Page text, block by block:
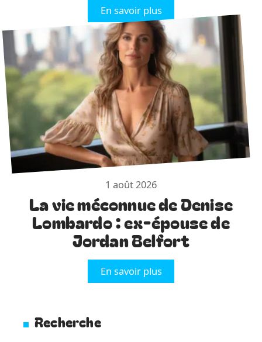
En savoir plus
1 août 2026
La vie méconnue de Denise
Lombardo : ex-épouse de
Jordan Belfort
En savoir plus
Recherche